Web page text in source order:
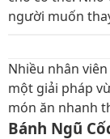
người muốn
Nhiều nhân
một giải pháp
món ăn nhanh
Bánh Ngũ